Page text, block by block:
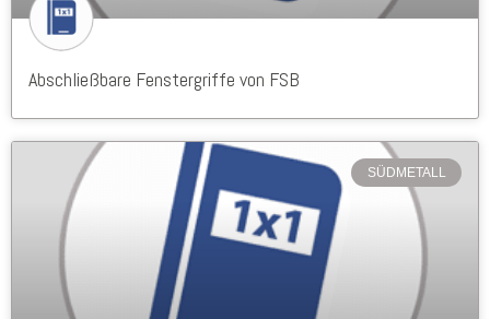
Abschließbare Fenstergriffe von FSB
SÜDMETALL